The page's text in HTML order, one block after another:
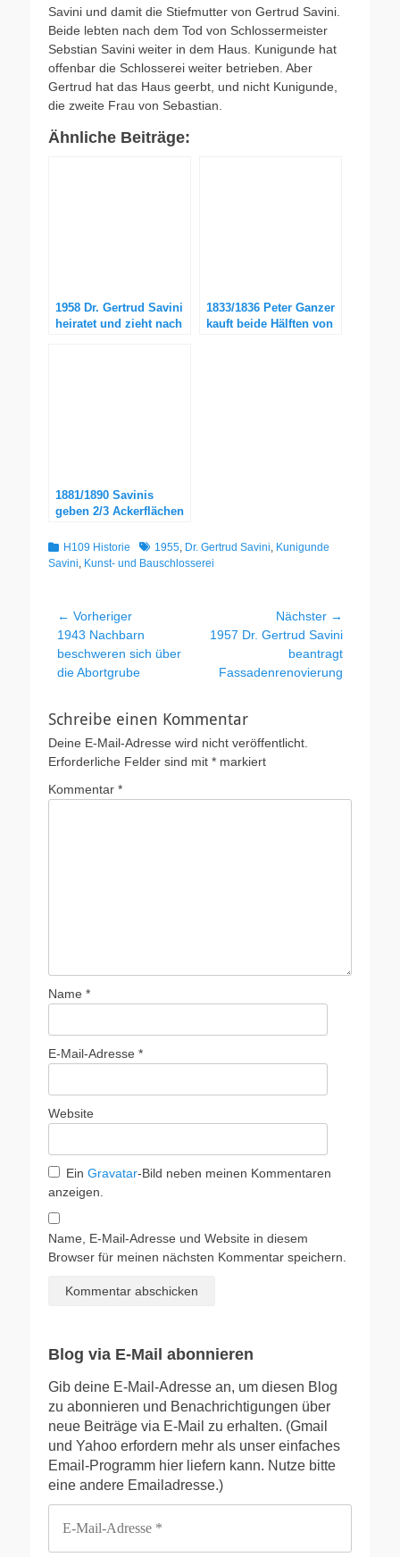
Savini und damit die Stiefmutter von Gertrud Savini.
Beide lebten nach dem Tod von Schlossermeister
Sebstian Savini weiter in dem Haus. Kunigunde hat
offenbar die Schlosserei weiter betrieben. Aber
Gertrud hat das Haus geerbt, und nicht Kunigunde,
die zweite Frau von Sebastian.
Ähnliche Beiträge:
1958 Dr. Gertrud Savini
heiratet und zieht nach
1833/1836 Peter Ganzer
kauft beide Hälften von
1881/1890 Savinis
geben 2/3 Ackerflächen
Kategorien
H109 Historie Schlagworte
1955 Dr. Gertrud Savini Kunigunde
Savini Kunst- und Bauschlosserei
Beitragsnavigation
← Vorheriger
Vorheriger
Beitrag:
1943 Nachbarn
beschweren sich über
die Abortgrube
Nächster →
Nächster
1957 Dr. Gertrud Savini
beantragt
Fassadenrenovierung
Schreibe einen Kommentar
Deine E-Mail-Adresse wird nicht veröffentlicht.
Erforderliche Felder sind mit * markiert
Kommentar *
Name *
E-Mail-Adresse *
Website
EinGravatar-Bild neben meinen Kommentaren
anzeigen.
Name, E-Mail-Adresse und Website in diesem
Browser für meinen nächsten Kommentar speichern.
Blog via E-Mail abonnieren
Gib deine E-Mail-Adresse an, um diesen Blog
zu abonnieren und Benachrichtigungen über
neue Beiträge via E-Mail zu erhalten. (Gmail
und Yahoo erfordern mehr als unser einfaches
Email-Programm hier liefern kann. Nutze bitte
eine andere Emailadresse.)